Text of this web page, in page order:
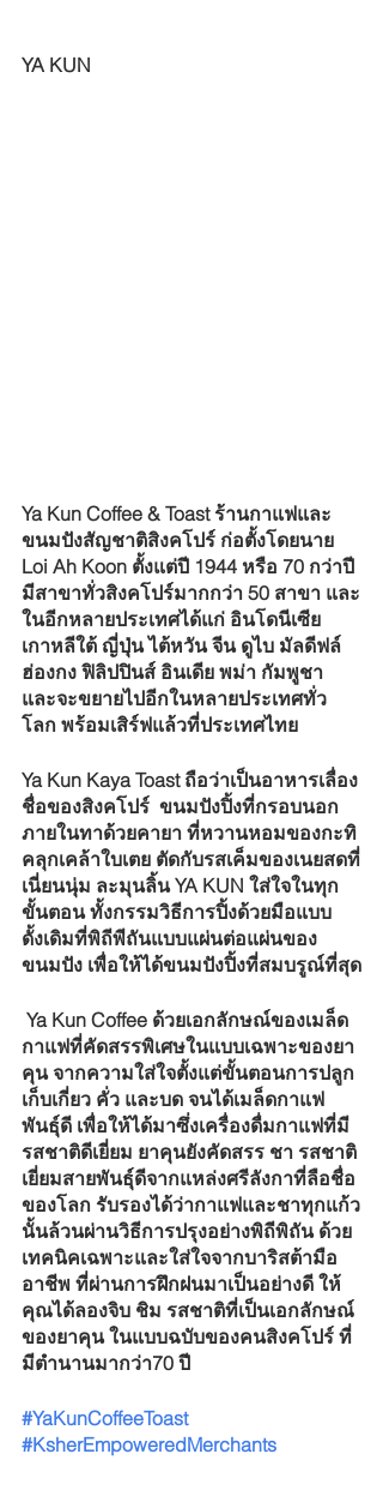
YA KUN
Ya Kun Coffee & Toast ร้านกาแฟและ
ขนมปังสัญชาติสิงคโปร์ ก่อตั้งโดยนาย
Loi Ah Koon ตั้งแต่ปี 1944 หรือ 70 กว่าปี
มีสาขาทั่วสิงคโปร์มากกว่า 50 สาขา และ
ในอีกหลายประเทศได้แก่ อินโดนีเซีย
เกาหลีใต้ ญี่ปุ่น ไต้หวัน จีน ดูไบ มัลดีฟล์
ฮ่องกง ฟิลิปปินส์ อินเดีย พม่า กัมพูชา
และจะขยายไปอีกในหลายประเทศทั่ว
โลก พร้อมเสิร์ฟแล้วที่ประเทศไทย
Ya Kun Kaya Toast ถือว่าเป็นอาหารเลื่อง
ชื่อของสิงคโปร์  ขนมปังปิ้งที่กรอบนอก
ภายในทาด้วยคายา ที่หวานหอมของกะทิ
คลุกเคล้าใบเตย ตัดกับรสเค็มของเนยสดที่
เนี่ยนนุ่ม ละมุนลิ้น YA KUN ใส่ใจในทุก
ขั้นตอน ทั้งกรรมวิธีการปิ้งด้วยมือแบบ
ดั้งเดิมที่พิถีพีถันแบบแผ่นต่อแผ่นของ
ขนมปัง เพื่อให้ได้ขนมปังปิ้งที่สมบรูณ์ที่สุด
กาแฟที่คัดสรรพิเศษในแบบเฉพาะของยา
คุน จากความใส่ใจตั้งแต่ขั้นตอนการปลูก
เก็บเกี่ยว คั่ว และบด จนได้เมล็ดกาแฟ
พันธุ์ดี เพื่อให้ได้มาซึ่งเครื่องดื่มกาแฟที่มี
รสชาติดีเยี่ยม ยาคุนยังคัดสรร ชา รสชาติ
เยี่ยมสายพันธุ์ดีจากแหล่งศรีลังกาที่ลือชื่อ
ของโลก รับรองได้ว่ากาแฟและชาทุกแก้ว
นั้นล้วนผ่านวิธีการปรุงอย่างพิถีพิถัน ด้วย
เทคนิคเฉพาะและใส่ใจจากบาริสต้ามือ
อาชีพ ที่ผ่านการฝึกฝนมาเป็นอย่างดี ให้
คุณได้ลองจิบ ชิม รสชาติที่เป็นเอกลักษณ์
ของยาคุน ในแบบฉบับของคนสิงคโปร์ ที่
มีตำนานมากว่า70 ปี
#YaKunCoffeeToast
#KsherEmpoweredMerchants